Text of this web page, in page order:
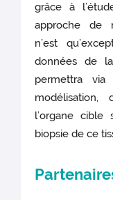
grâce à
approche de
n’est
données de
permettra
modélisation,
l’organe cible
biopsie de ce